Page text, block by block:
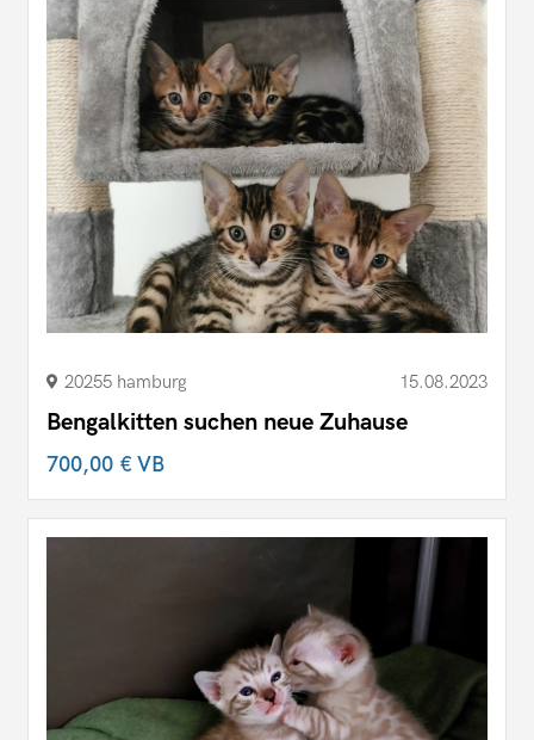
20255 hamburg 15.08.2023
Bengalkitten suchen neue Zuhause
700,00 €VB